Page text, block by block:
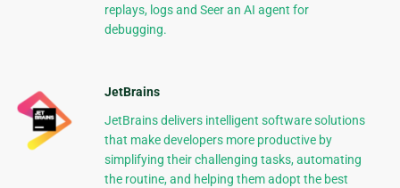
replays, logs and Seer an AI agent for
debugging.
JetBrains
JetBrains delivers intelligent software solutions
that make developers more productive by
simplifying their challenging tasks, automating
the routine, and helping them adopt the best